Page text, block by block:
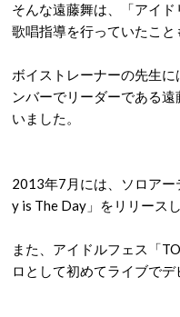
そんな遠藤舞は、「アイ
歌唱指導を行っていたこと
ボイストレーナーの先生
ンバーでリーダーである
いました。
2013年7月には、ソロア
y is The Day」をリリース
また、アイドルフェス「
ロとして初めてライブでデ